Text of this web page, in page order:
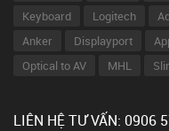
Keyboard
Logitech
Anker
Displayport
Optical to AV
MHL
LIÊN HỆ TƯ VẤN: 0906